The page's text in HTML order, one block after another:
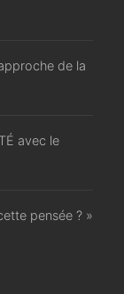
de la
avec le
pensée ? »